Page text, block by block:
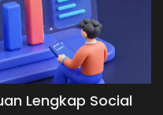
Lengkap Social